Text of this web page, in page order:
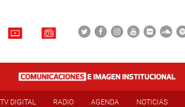
TV DIGITAL RADIO AGENDA NOTICIAS